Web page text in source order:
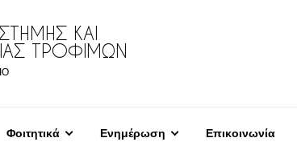
ΚΑΙ
ΤΡΟΦΙΜΩΝ
Φοιτητικά Ενημέρωση Επικοινωνία